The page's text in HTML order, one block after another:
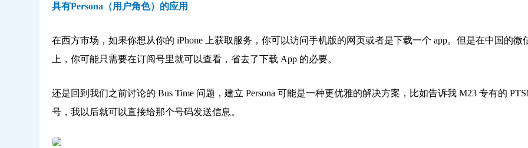
具有Persona（用户角色）的应用
在西方市场，如果你想从你的 iPhone 上获取服务，你可以访问手机版的网页或者是下载一个 app。但是在中国的微
上，你可能只需要在订阅号里就可以查看，省去了下载 App 的必要。
还是回到我们之前讨论的 Bus Time 问题，建立 Persona 可能是一种更优雅的解决方案，比如告诉我 M23 专有的
号，我以后就可以直接给那个号码发送信息。